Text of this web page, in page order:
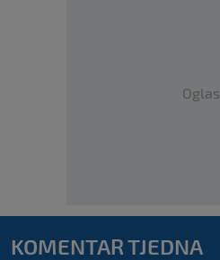
Oglas
KOMENTAR TJEDNA